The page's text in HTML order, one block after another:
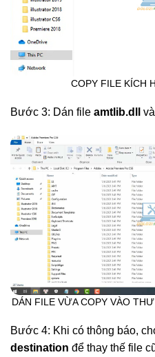
COPY FILE KÍCH
Bước 3: Dán file amtlib.dll
DÁN FILE VỪA COPY VÀO
Bước 4: Khi có thông báo,
destination để thay thế file